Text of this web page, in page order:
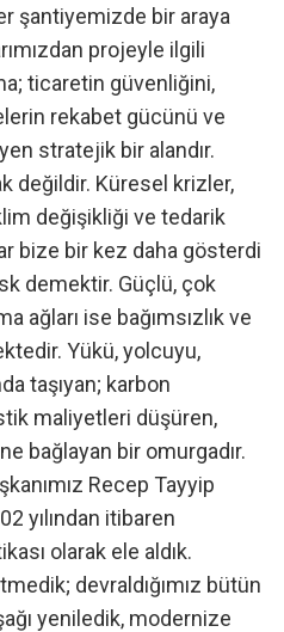
şantiyemizde bir araya
projeyle ilgili
ticaretin güvenliğini,
rekabet gücünü ve
stratejik bir alandır.
değildir. Küresel krizler,
değişikliği ve tedarik
bize bir kez daha gösterdi
demektir. Güçlü, çok
ağları ise bağımsızlık ve
Yükü, yolcuyu,
taşıyan; karbon
maliyetleri düşüren,
bağlayan bir omurgadır.
Recep Tayyip
yılından itibaren
olarak ele aldık.
devraldığımız bütün
yeniledik, modernize